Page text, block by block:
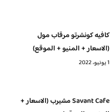
كافيه كونشرتو مرقاب مول
(الاسعار + المنيو + الموقع)
1 يونيو، 2022
Savant Cafe مشيرب (الاسعار +